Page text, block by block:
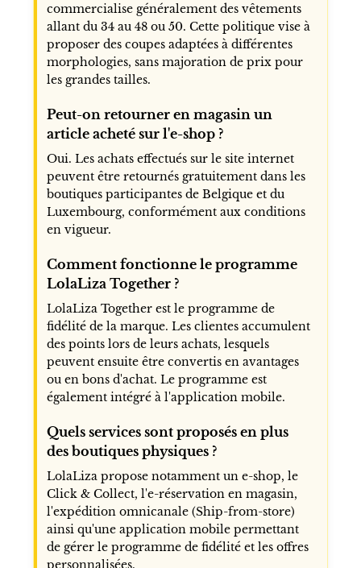
commercialise généralement des vêtements
allant du 34 au 48 ou 50. Cette politique vise à
proposer des coupes adaptées à différentes
morphologies, sans majoration de prix pour
les grandes tailles.
Peut-on retourner en magasin un
article acheté sur l'e-shop ?
Oui. Les achats effectués sur le site internet
peuvent être retournés gratuitement dans les
boutiques participantes de Belgique et du
Luxembourg, conformément aux conditions
en vigueur.
Comment fonctionne le programme
LolaLiza Together ?
LolaLiza Together est le programme de
fidélité de la marque. Les clientes accumulent
des points lors de leurs achats, lesquels
peuvent ensuite être convertis en avantages
ou en bons d'achat. Le programme est
également intégré à l'application mobile.
Quels services sont proposés en plus
des boutiques physiques ?
LolaLiza propose notamment un e-shop, le
Click & Collect, l'e-réservation en magasin,
l'expédition omnicanale (Ship-from-store)
ainsi qu'une application mobile permettant
de gérer le programme de fidélité et les offres
personnalisées.